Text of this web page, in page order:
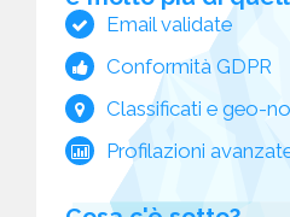
Email validate
Conformità GDPR
Classificati e geo-
Profilazioni